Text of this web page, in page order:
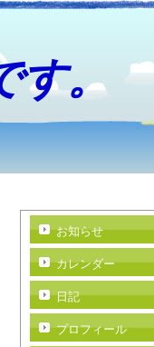
す。
お知らせ
カレンダー
日記
プロフィール